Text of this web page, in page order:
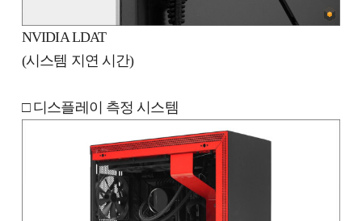
NVIDIA LDAT
(시스템 지연 시간)
□ 디스플레이 측정 시스템